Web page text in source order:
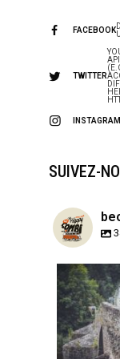
FACEBOOK
TWITTER
INSTAGRAM
SUIVEZ-